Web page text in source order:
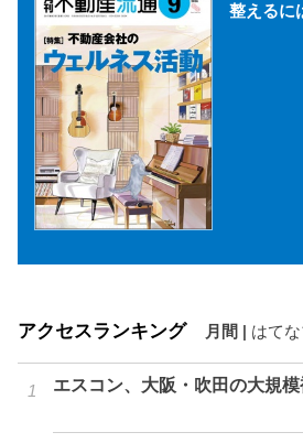
整えるに
アクセスランキング 月間 | はて
エスコン、大阪・吹田の大規